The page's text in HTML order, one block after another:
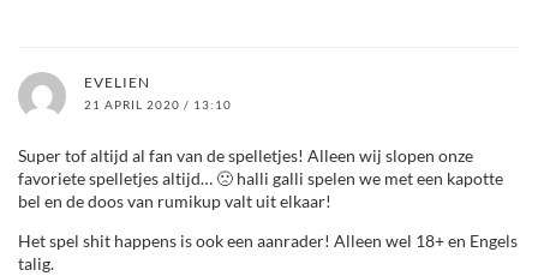
EVELIEN
21 APRIL 2020 / 13:10
Super tof altijd al fan van de spelletjes! Alleen wij slopen onze
favoriete spelletjes altijd… 🙁 halli galli spelen we met een kapotte
bel en de doos van rumikup valt uit elkaar!
Het spel shit happens is ook een aanrader! Alleen wel 18+ en Engels
talig.